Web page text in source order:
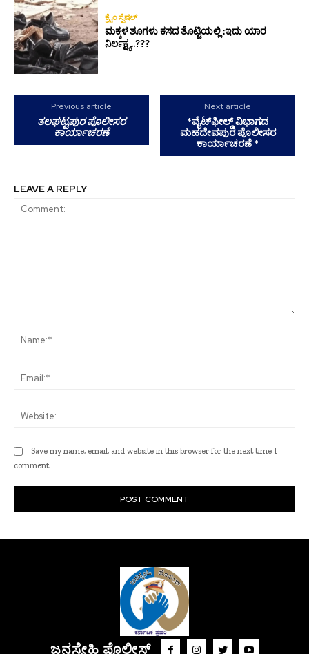
ಕ್ರೈಂ ಸ್ಪೆಷಲ್
ಮಕ್ಕಳ ಶೂಗಳು ಕಸದ ತೊಟ್ಟಿಯಲ್ಲಿ :ಇದು ಯಾರ
ನಿರ್ಲಕ್ಷ್ಯ..???
Previous article
ತಲಘಟ್ಟಪುರ ಪೊಲೀಸರ
ಕಾರ್ಯಾಚರಣೆ
Next article
*ವೈಟ್‌ಫೀಲ್ಡ್ ವಿಭಾಗದ
ಮಹದೇವಪುರ ಪೊಲೀಸರ
ಕಾರ್ಯಾಚರಣೆ *
LEAVE A REPLY
Save my name, email, and website in this browser for the next time I
comment.
ಜನಸ್ನೇಹಿ ಪೊಲೀಸ್